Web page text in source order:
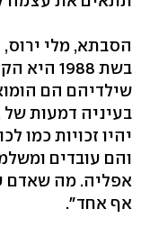
הסבתא, מלי
בשת
שילדיהם הם
בעיניה דמעות של
יהיו זכויות כמו
והם עובדים
אפליה. מה שאדם
אף אחד".